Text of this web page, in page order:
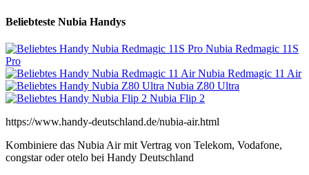
Beliebteste Nubia Handys
Nubia Redmagic 11S
Pro
Nubia Redmagic 11 Air
Nubia Z80 Ultra
Nubia Flip 2
https://www.handy-deutschland.de/nubia-air.html
Kombiniere das Nubia Air mit Vertrag von Telekom, Vodafone,
congstar oder otelo bei Handy Deutschland